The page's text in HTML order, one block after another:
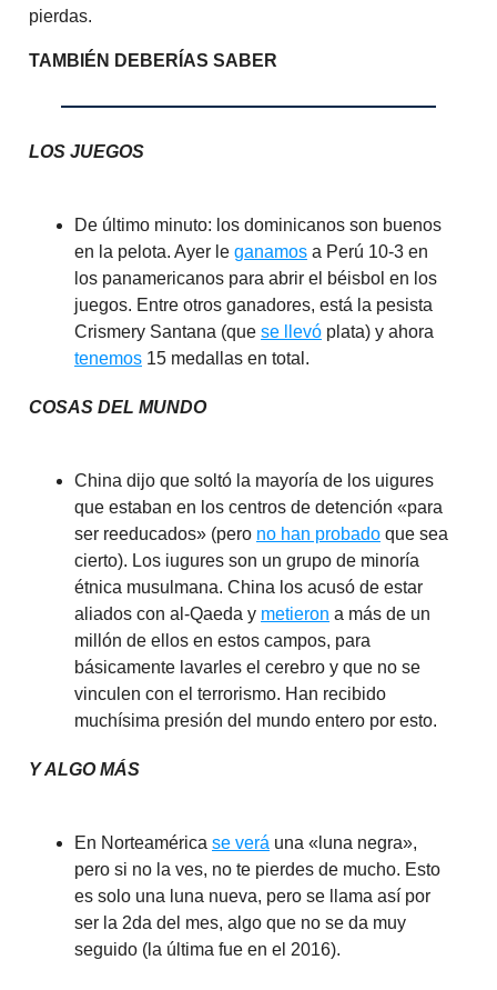
pierdas.
TAMBIÉN DEBERÍAS SABER
LOS JUEGOS
De último minuto: los dominicanos son buenos
en la pelota. Ayer le ganamos a Perú 10-3 en
los panamericanos para abrir el béisbol en los
juegos. Entre otros ganadores, está la pesista
Crismery Santana (que se llevó plata) y ahora
tenemos 15 medallas en total.
COSAS DEL MUNDO
China dijo que soltó la mayoría de los uigures
que estaban en los centros de detención «para
ser reeducados» (pero no han probado que sea
cierto). Los iugures son un grupo de minoría
étnica musulmana. China los acusó de estar
aliados con al-Qaeda y metieron a más de un
millón de ellos en estos campos, para
básicamente lavarles el cerebro y que no se
vinculen con el terrorismo. Han recibido
muchísima presión del mundo entero por esto.
Y ALGO MÁS
En Norteamérica se verá una «luna negra»,
pero si no la ves, no te pierdes de mucho. Esto
es solo una luna nueva, pero se llama así por
ser la 2da del mes, algo que no se da muy
seguido (la última fue en el 2016).